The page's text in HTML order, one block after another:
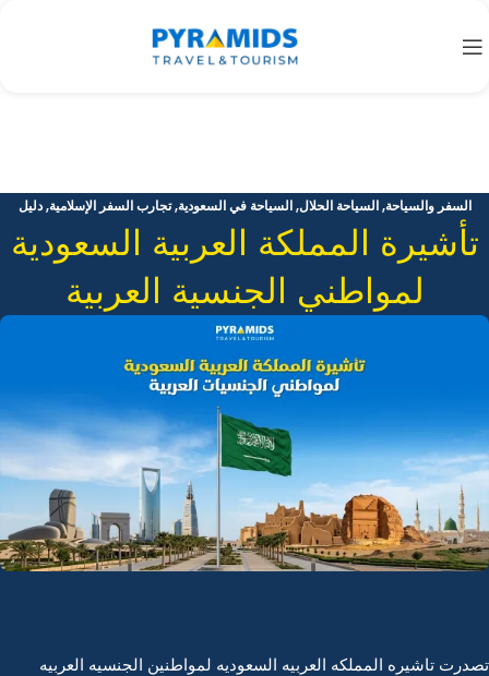
السفر والسياحة, السياحة الحلال, السياحة في السعودية,تجارب السفر الإسلامية,دليل
السفر 2026
,وجهات عربية
تأشيرة المملكة العربية السعودية
لمواطني الجنسية العربية
تصدرت تاشيره المملكه العربيه السعوديه لمواطنين الجنسيه العربيه